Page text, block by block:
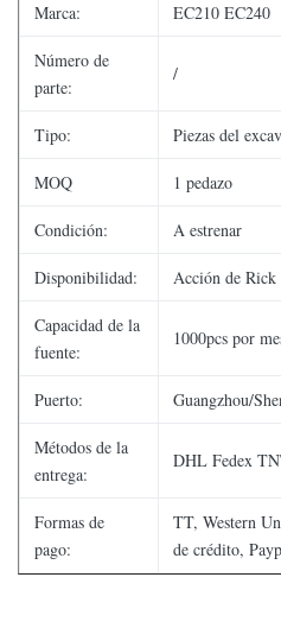
Marca: EC210 EC240
Número de
parte:
/
Tipo: Piezas del
MOQ 1 pedazo
Condición: A estrenar
Disponibilidad: Acción de Rick
Capacidad de la
fuente:
1000pcs por
Puerto: Guangzhou/
Métodos de la
entrega:
DHL Fedex
Formas de
pago:
TT, Western
de crédito,